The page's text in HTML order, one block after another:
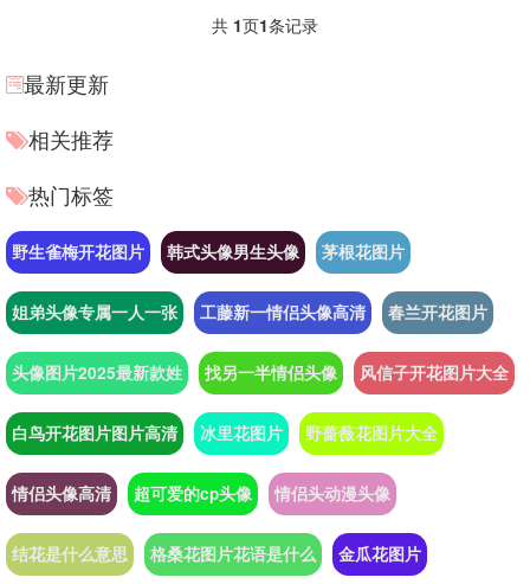
共 1页1条记录
最新更新
相关推荐
热门标签
野生雀梅开花图片 韩式头像男生头像 茅根花图片
姐弟头像专属一人一张 工藤新一情侣头像高清 春兰开花图片
头像图片2025最新款姓 找另一半情侣头像 风信子开花图片大全
白鸟开花图片图片高清 冰里花图片 野蔷薇花图片大全
情侣头像高清 超可爱的cp头像 情侣头动漫头像
结花是什么意思 格桑花图片花语是什么 金瓜花图片